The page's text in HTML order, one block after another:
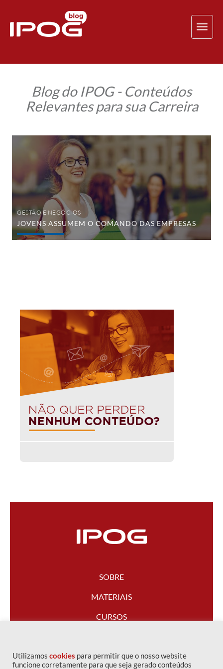
Blog do IPOG - Conteúdos
Relevantes para sua Carreira
Jovens
GESTÃO E NEGÓCIOS
JOVENS ASSUMEM O COMANDO DAS EMPRESAS
SOBRE
MATERIAIS
CURSOS
FALE CONOSCO
Utilizamos cookies para permitir que o nosso website
funcione corretamente para que seja gerado conteúdos